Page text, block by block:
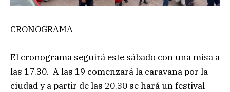
CRONOGRAMA
El cronograma seguirá este sábado con una misa a
las 17.30. A las 19 comenzará la caravana por la
ciudad y a partir de las 20.30 se hará un festival